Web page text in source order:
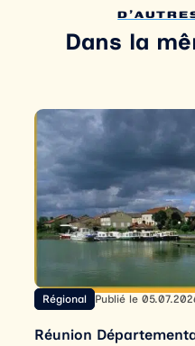
Dans la
Régional Publié le
Réunion